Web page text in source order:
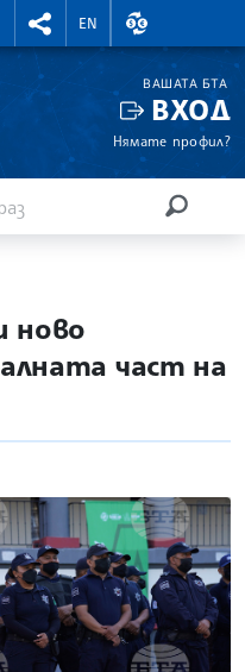
RIGHTMENU.SOCIAL
EN
ВАЛУТНИ
ВАШАТА БТА
ВХОД
Нямате профил?
ново
част на